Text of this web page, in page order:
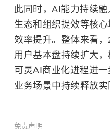
此同时，AI能力持续
生态和组织提效等核
效率提升。整体来看
用户基本盘持续扩大，
可灵AI商业化进程进
业务场景中持续释放实
免责声明